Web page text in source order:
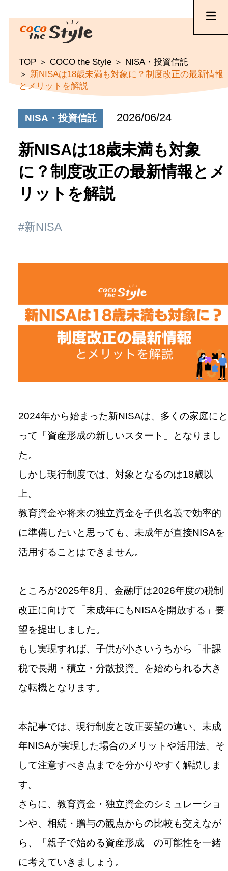
TOP COCO the Style
NISA・投資信託
新NISAは18歳未満も対象に？制度改正の最新情報
とメリットを解説
NISA・投資信託 2026/06/24
新NISAは18歳未満も対象
に？制度改正の最新情報とメ
リットを解説
#新NISA
2024年から始まった新NISAは、多くの家庭にと
って「資産形成の新しいスタート」となりまし
た。
しかし現行制度では、対象となるのは18歳以
上。
教育資金や将来の独立資金を子供名義で効率的
に準備したいと思っても、未成年が直接NISAを
活用することはできません。
ところが2025年8月、金融庁は2026年度の税制
改正に向けて「未成年にもNISAを開放する」要
望を提出しました。
もし実現すれば、子供が小さいうちから「非課
税で長期・積立・分散投資」を始められる大き
な転機となります。
本記事では、現行制度と改正要望の違い、未成
年NISAが実現した場合のメリットや活用法、そ
して注意すべき点までを分かりやすく解説しま
す。
さらに、教育資金・独立資金のシミュレーショ
ンや、相続・贈与の観点からの比較も交えなが
ら、「親子で始める資産形成」の可能性を一緒
に考えていきましょう。